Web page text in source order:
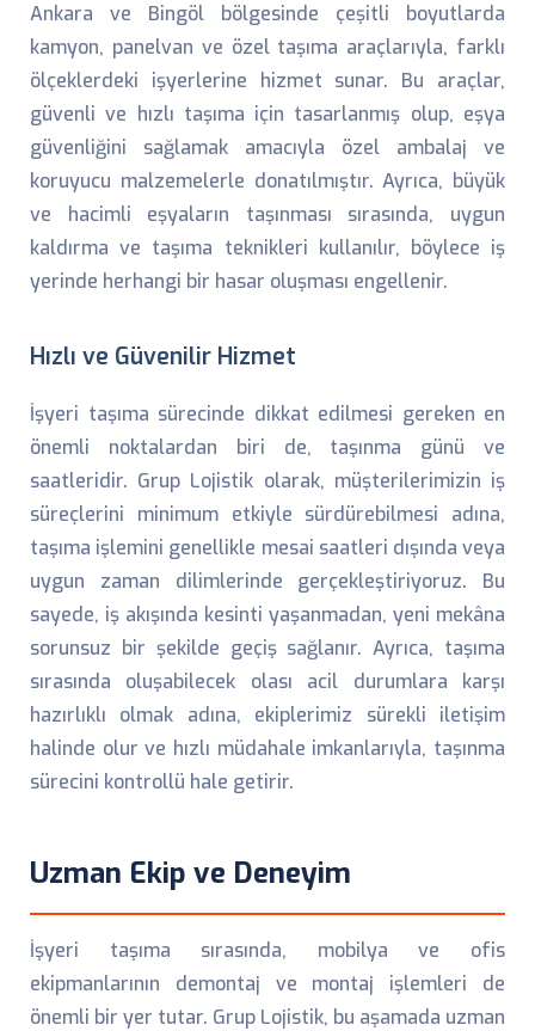
Ankara ve Bingöl bölgesinde çeşitli boyutlarda
kamyon, panelvan ve özel taşıma araçlarıyla, farklı
ölçeklerdeki işyerlerine hizmet sunar. Bu araçlar,
güvenli ve hızlı taşıma için tasarlanmış olup, eşya
güvenliğini sağlamak amacıyla özel ambalaj ve
koruyucu malzemelerle donatılmıştır. Ayrıca, büyük
ve hacimli eşyaların taşınması sırasında, uygun
kaldırma ve taşıma teknikleri kullanılır, böylece iş
yerinde herhangi bir hasar oluşması engellenir.
Hızlı ve Güvenilir Hizmet
İşyeri taşıma sürecinde dikkat edilmesi gereken en
önemli noktalardan biri de, taşınma günü ve
saatleridir. Grup Lojistik olarak, müşterilerimizin iş
süreçlerini minimum etkiyle sürdürebilmesi adına,
taşıma işlemini genellikle mesai saatleri dışında veya
uygun zaman dilimlerinde gerçekleştiriyoruz. Bu
sayede, iş akışında kesinti yaşanmadan, yeni mekâna
sorunsuz bir şekilde geçiş sağlanır. Ayrıca, taşıma
sırasında oluşabilecek olası acil durumlara karşı
hazırlıklı olmak adına, ekiplerimiz sürekli iletişim
halinde olur ve hızlı müdahale imkanlarıyla, taşınma
sürecini kontrollü hale getirir.
Uzman Ekip ve Deneyim
İşyeri taşıma sırasında, mobilya ve ofis
ekipmanlarının demontaj ve montaj işlemleri de
önemli bir yer tutar. Grup Lojistik, bu aşamada uzman